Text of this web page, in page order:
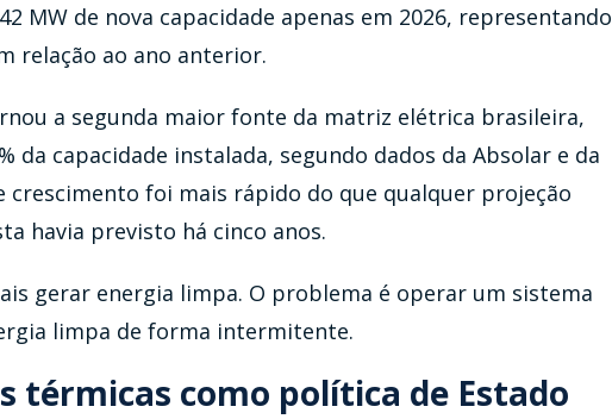
MW de nova capacidade apenas em 2026, representando
relação ao ano anterior.
a segunda maior fonte da matriz elétrica brasileira,
da capacidade instalada, segundo dados da Absolar e da
crescimento foi mais rápido do que qualquer projeção
havia previsto há cinco anos.
gerar energia limpa. O problema é operar um sistema
limpa de forma intermitente.
térmicas como política de Estado